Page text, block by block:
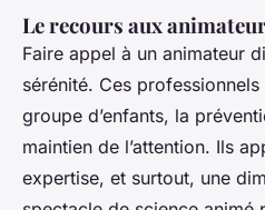
Le recours aux
Faire appel à un animateur
sérénité. Ces
groupe d’enfants, la
maintien de l’attention. Ils
expertise, et surtout, une